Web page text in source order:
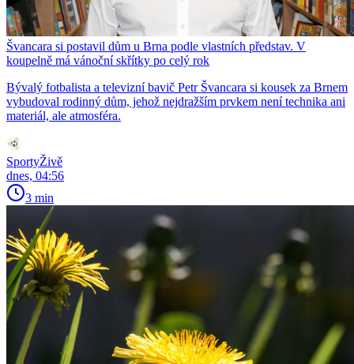
Švancara si postavil dům u Brna podle vlastních představ. V
koupelně má vánoční skřítky po celý rok
Bývalý fotbalista a televizní bavič Petr Švancara si kousek za Brnem
vybudoval rodinný dům, jehož nejdražším prvkem není technika ani
materiál, ale atmosféra.
SportyŽivě
dnes, 04:56
3 min